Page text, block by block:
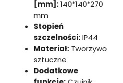
[mm]:140*140*270
mm
Stopień
szczelności:IP44
Materiał: Tworzywo
sztuczne
Dodatkowe